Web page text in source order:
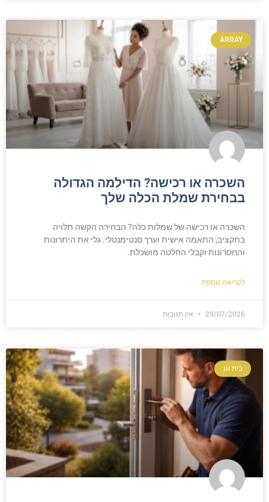
ARRAY
השכרה או רכישה? הדילמה הגדולה
בבחירת שמלת הכלה שלך
השכרה או רכישה של שמלות כלה? הבחירה הקשה תלויה
בתקציב, התאמה אישית וערך סנטימנטלי. גלי את היתרונות
והחסרונות וקבלי החלטה מושכלת.
לקריאה נוספת
29/07/2026 אין תגובות
בית וגן